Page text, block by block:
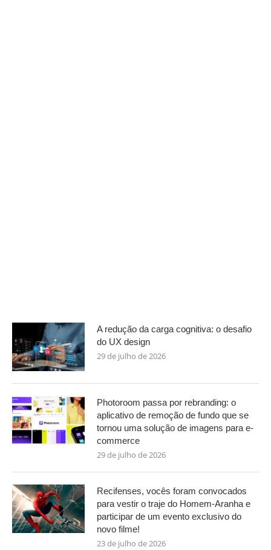
A redução da carga cognitiva: o desafio
do UX design
29 de julho de 2026
Photoroom passa por rebranding: o
aplicativo de remoção de fundo que se
tornou uma solução de imagens para e-
commerce
29 de julho de 2026
Recifenses, vocês foram convocados
para vestir o traje do Homem-Aranha e
participar de um evento exclusivo do
novo filme!
23 de julho de 2026